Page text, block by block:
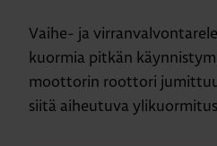
Vaihe- ja
kuormia pitkän
moottorin roottori
siitä aiheutuva